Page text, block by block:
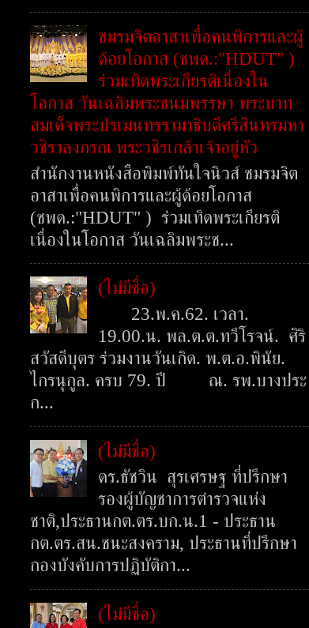
ชมรมจิตอาสาเพื่อคนพิการและผู้
ด้อยโอกาส (ชพด.:"HDUT" )
ร่วมเทิดพระเกียรติเนื่องใน
โอกาส วันเฉลิมพระชนมพรรษา พระบาท
สมเด็จพระปรเมนทรรามาธิบดีศรีสินทรมหา
วชิราลงกรณ พระวชิรเกล้าเจ้าอยู่หัว
สำนักงานหนังสือพิมพ์ทันใจนิวส์ ชมรมจิต
อาสาเพื่อคนพิการและผู้ด้อยโอกาส
(ชพด.:"HDUT" ) ร่วมเทิดพระเกียรติ
เนื่องในโอกาส วันเฉลิมพระช...
(ไม่มีชื่อ)
23.พ.ค.62. เวลา.
19.00.น. พล.ต.ต.ทวีโรจน์. ศิริ
สวัสดีบุตร ร่วมงานวันเกิด. พ.ต.อ.พินัย.
ไกรนุกูล. ครบ 79. ปี ณ. รพ.บางประ
ก...
(ไม่มีชื่อ)
ดร.ธัชวิน สุรเศรษฐ ที่ปรึกษา
รองผู้บัญชาการตำรวจแห่ง
ชาติ,ประธานกต.ตร.บก.น.1 - ประธาน
กต.ตร.สน.ชนะสงคราม, ประธานที่ปรึกษา
กองบังคับการปฏิบัติกา...
(ไม่มีชื่อ)